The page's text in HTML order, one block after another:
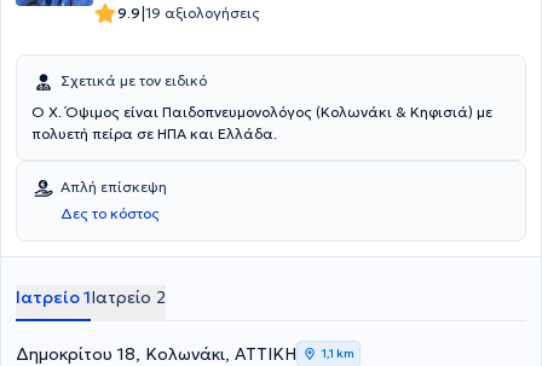
9.9|19 αξιολογήσεις
Σχετικά με τον ειδικό
Ο Χ. Όψιμος είναι Παιδοπνευμονολόγος (Κολωνάκι & Κηφισιά) με
πολυετή πείρα σε ΗΠΑ και Ελλάδα.
Απλή επίσκεψη
Δες το κόστος
Ιατρείο 1Ιατρείο 2
Δημοκρίτου 18, Κολωνάκι, ΑΤΤΙΚΗ 1,1 km